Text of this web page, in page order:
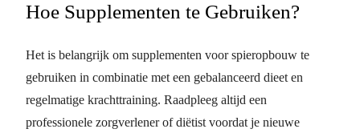
Hoe Supplementen te Gebruiken?
Het is belangrijk om supplementen voor spieropbouw te
gebruiken in combinatie met een gebalanceerd dieet en
regelmatige krachttraining. Raadpleeg altijd een
professionele zorgverlener of diëtist voordat je nieuwe